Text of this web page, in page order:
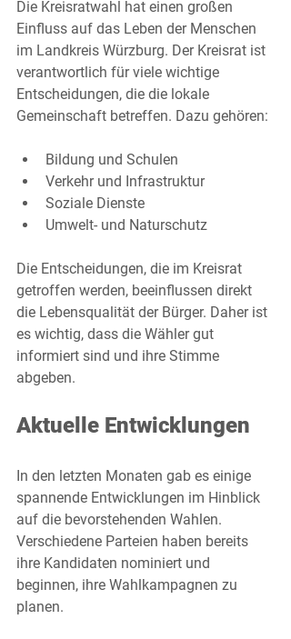
Die Kreisratwahl hat einen großen
Einfluss auf das Leben der Menschen
im Landkreis Würzburg. Der Kreisrat ist
verantwortlich für viele wichtige
Entscheidungen, die die lokale
Gemeinschaft betreffen. Dazu gehören:
Bildung und Schulen
Verkehr und Infrastruktur
Soziale Dienste
Umwelt- und Naturschutz
Die Entscheidungen, die im Kreisrat
getroffen werden, beeinflussen direkt
die Lebensqualität der Bürger. Daher ist
es wichtig, dass die Wähler gut
informiert sind und ihre Stimme
abgeben.
Aktuelle Entwicklungen
In den letzten Monaten gab es einige
spannende Entwicklungen im Hinblick
auf die bevorstehenden Wahlen.
Verschiedene Parteien haben bereits
ihre Kandidaten nominiert und
beginnen, ihre Wahlkampagnen zu
planen.